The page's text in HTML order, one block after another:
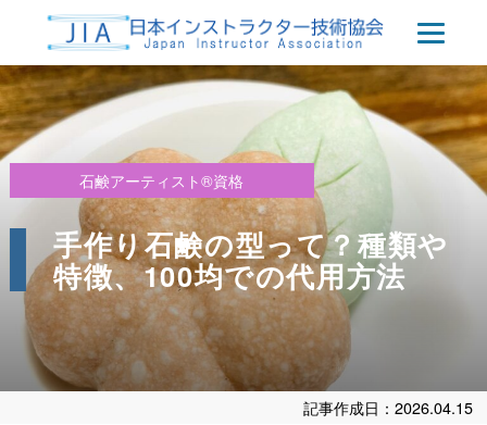
石鹸アーティスト®資格
手作り石鹸の型って？種類や
特徴、100均での代用方法
記事作成日：2026.04.15